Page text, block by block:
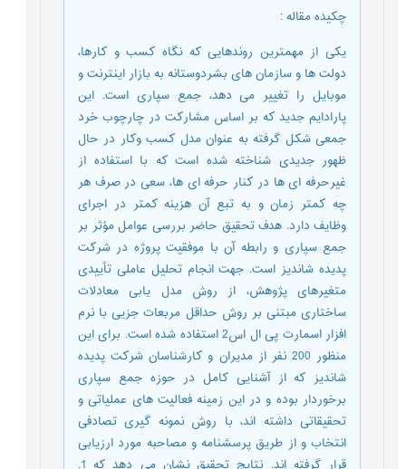
چکیده مقاله:
یکی از مهمترین روندهایی که نگاه کسب و کارها،
دولت ها و سازمان های بشردوستانه به بازار اینترنت و
موبایل را تغییر می دهد، جمع سپاری است. این
پارادایم جدید که بر اساس مشارکت در چارچوب خرد
جمعی شکل گرفته به عنوان مدل کسب وکار در حال
ظهور جدیدی شناخته شده است که با استفاده از
غیرحرفه ای ها در کنار حرفه ای ها، سعی در صرف هر
چه کمتر زمان و به تبع آن هزینه کمتر در اجرای
وظایف دارد. هدف تحقیق حاضر بررسی عوامل مؤثر بر
جمع سپاری و رابطه آن با موفقیت پروژه در شرکت
پدیده شاندیز است. جهت انجام تحلیل عاملی تأییدی
متغیرهای پژوهش، از روش مدل یابی معادلات
ساختاری مبتنی بر روش حداقل مربعات جزیی با نرم
افزار اسمارت پی ال اس2 استفاده شده است. برای این
منظور 200 نفر از مدیران و کارشناسان شرکت پدیده
شاندیز که از آشنایی کامل در حوزه جمع سپاری
برخوردار بوده و در این زمینه فعالیت های عملیاتی و
تحقیقاتی داشته اند، با روش نمونه گیری تصادفی
انتخاب و از طریق پرسشنامه و مصاحبه مورد ارزیابی